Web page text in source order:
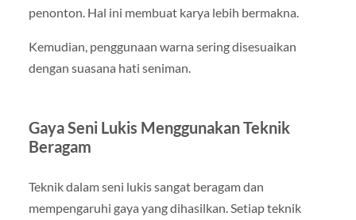
penonton. Hal ini membuat karya lebih bermakna.
Kemudian, penggunaan warna sering disesuaikan
dengan suasana hati seniman.
Gaya Seni Lukis Menggunakan Teknik
Beragam
Teknik dalam seni lukis sangat beragam dan
mempengaruhi gaya yang dihasilkan. Setiap teknik